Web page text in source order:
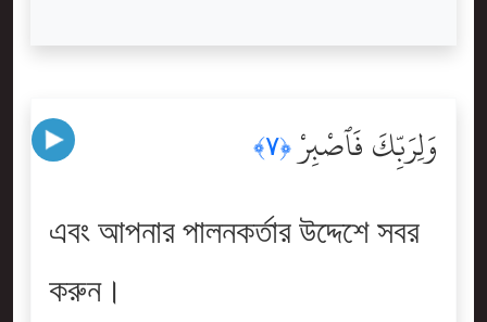
وَلِرَبِّكَ فَٱصْبِرْ﴿٧﴾
এবং আপনার পালনকর্তার উদ্দেশে সবর
করুন।